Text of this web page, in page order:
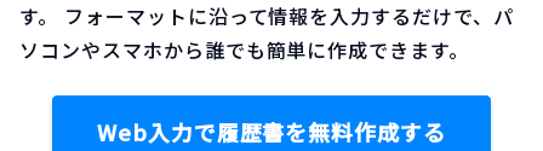
す。 フォーマットに沿って情報を入力するだけで、パ
ソコンやスマホから誰でも簡単に作成できます。
Web入力で履歴書を無料作成する